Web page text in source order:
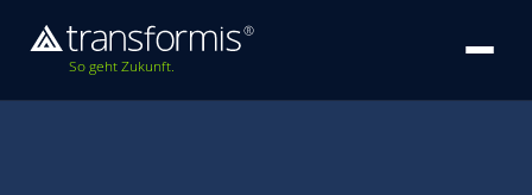
So geht Zukunft.